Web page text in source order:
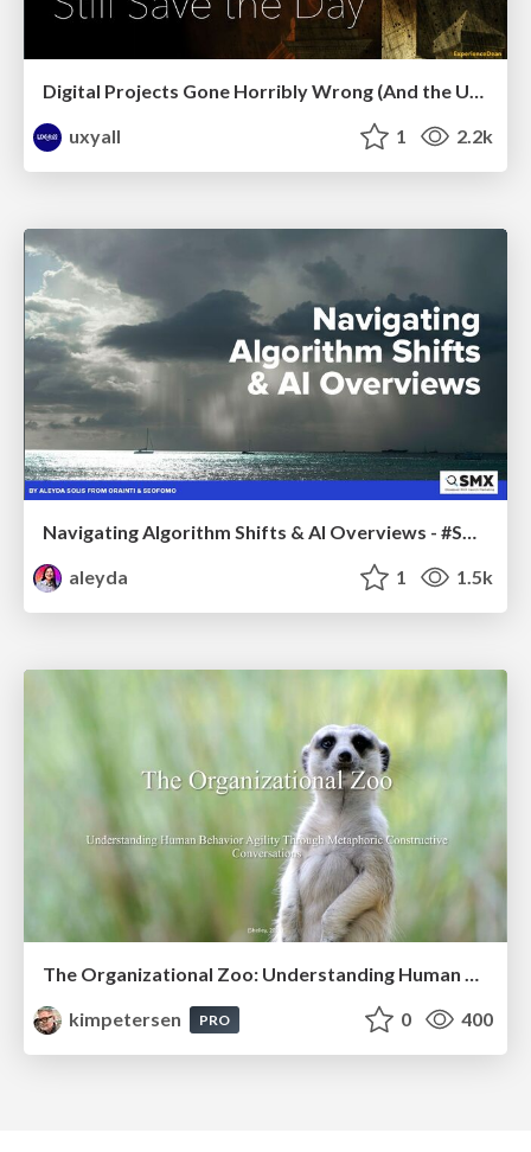
Digital Projects Gone Horribly Wrong (And the UX Pros Who Still Save the Day) - Dean Schuster
uxyall
1 2.2k
Navigating Algorithm Shifts & AI Overviews - #SMXNext
aleyda
1 1.5k
kimpetersen
PRO 0 400